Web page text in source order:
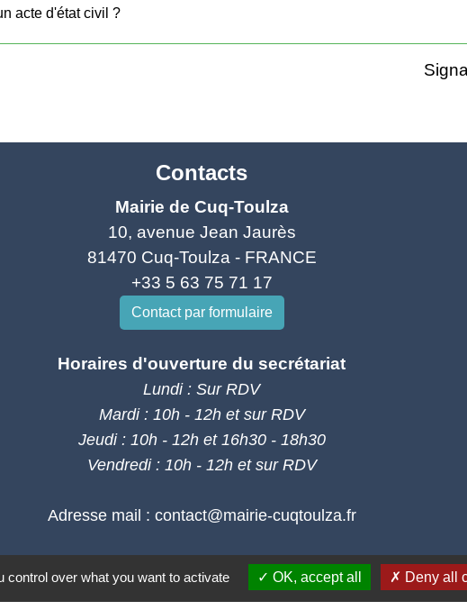
acte d'état civil ?
Contacts
Mairie de Cuq-Toulza
10, avenue Jean Jaurès
81470 Cuq-Toulza - FRANCE
+33 5 63 75 71 17
Contact par formulaire
Horaires d'ouverture du secrétariat
Lundi : Sur RDV
Mardi : 10h - 12h et sur RDV
Jeudi : 10h - 12h et 16h30 - 18h30
Vendredi : 10h - 12h et sur RDV
Adresse mail : contact@mairie-cuqtoulza.fr
over what you want to activate OK, accept all Deny all